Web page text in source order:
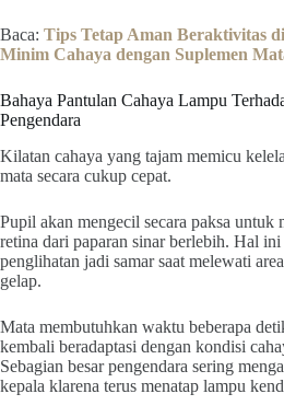
Baca: Tips Tetap Aman Beraktivitas
Minim Cahaya dengan Suplemen
Bahaya Pantulan Cahaya Lampu
Pengendara
Kilatan cahaya yang tajam memicu
mata secara cukup cepat.
Pupil akan mengecil secara paksa untuk
retina dari paparan sinar berlebih. Hal ini
penglihatan jadi samar saat melewati
gelap.
Mata membutuhkan waktu beberapa
kembali beradaptasi dengan kondisi
Sebagian besar pengendara sering
kepala klarena terus menatap lampu